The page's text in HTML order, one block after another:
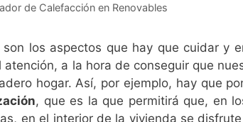
de Calefacción en Renovables
son los aspectos que hay que cuidar y
atención, a la hora de conseguir que
hogar. Así, por ejemplo, hay que
, que es la que permitirá que, en
en el interior de la vivienda se